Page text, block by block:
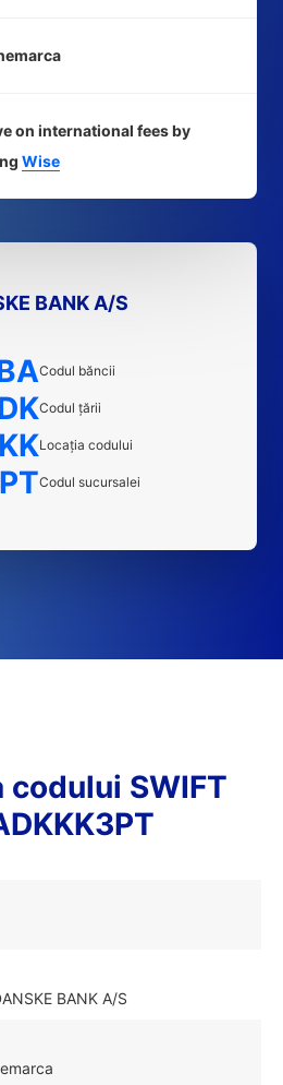
on international fees by
Wise
BANK A/S
Codul băncii
Codul țării
KKLocația codului
Codul sucursalei
codului SWIFT
BANK A/S